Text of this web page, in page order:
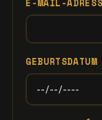
E-MAIL-
GEBURTSDATUM